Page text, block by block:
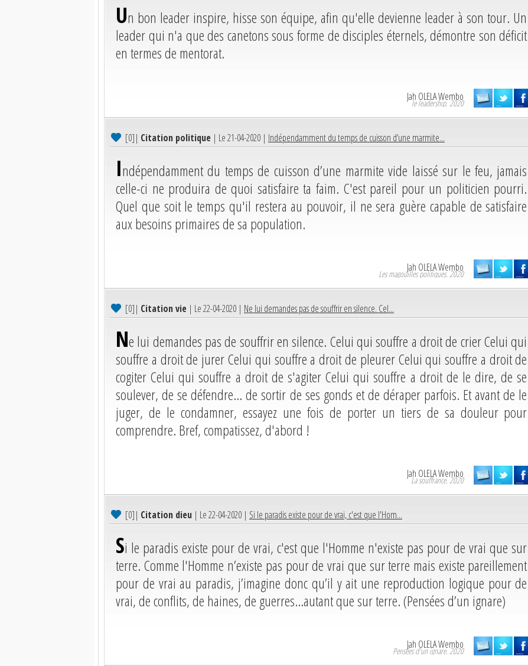
Un bon leader inspire, hisse son équipe, afin qu'elle devienne leader à son tour. Un
leader qui n'a que des canetons sous forme de disciples éternels, démontre son déficit
en termes de mentorat.
Jah OLELA Wembo
le leadership. 2020
[0]| Citation politique | Le 21-04-2020 | Indépendamment du temps de cuisson d’une marmite...
Indépendamment du temps de cuisson d’une marmite vide laissé sur le feu, jamais
celle-ci ne produira de quoi satisfaire ta faim. C'est pareil pour un politicien pourri.
Quel que soit le temps qu'il restera au pouvoir, il ne sera guère capable de satisfaire
aux besoins primaires de sa population.
Jah OLELA Wembo
Les magouilles politiques. 2020
[0]| Citation vie | Le 22-04-2020 | Ne lui demandes pas de souffrir en silence. Cel...
Ne lui demandes pas de souffrir en silence. Celui qui souffre a droit de crier Celui qui
souffre a droit de jurer Celui qui souffre a droit de pleurer Celui qui souffre a droit de
cogiter Celui qui souffre a droit de s'agiter Celui qui souffre a droit de le dire, de se
soulever, de se défendre... de sortir de ses gonds et de déraper parfois. Et avant de le
juger, de le condamner, essayez une fois de porter un tiers de sa douleur pour
comprendre. Bref, compatissez, d'abord !
Jah OLELA Wembo
La souffrance. 2020
[0]| Citation dieu | Le 22-04-2020 | Si le paradis existe pour de vrai, c'est que l'Hom...
Si le paradis existe pour de vrai, c'est que l'Homme n'existe pas pour de vrai que sur
terre. Comme l'Homme n’existe pas pour de vrai que sur terre mais existe pareillement
pour de vrai au paradis, j’imagine donc qu’il y ait une reproduction logique pour de
vrai, de conflits, de haines, de guerres…autant que sur terre. (Pensées d’un ignare)
Jah OLELA Wembo
Pensées d'un ignare. 2020